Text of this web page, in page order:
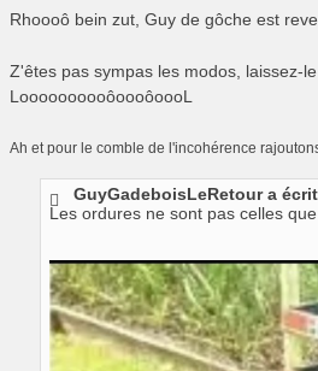
s
a
g
Rhoooô bein zut, Guy de gôche est
Z'êtes pas sympas les modos, laissez-
LoooooooooôoooôoooL
Ah et pour le comble de l'incohérence
GuyGadeboisLeRetour a
Les ordures ne sont pas celles